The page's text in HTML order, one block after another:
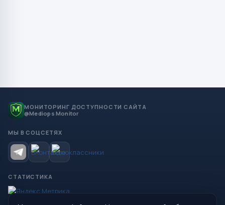
МОНИТОРИНГ ДОСТУПНОСТИ САЙТА
@Mediops Monitor
МЫ В СОЦСЕТЯХ
СТАТИСТИКА